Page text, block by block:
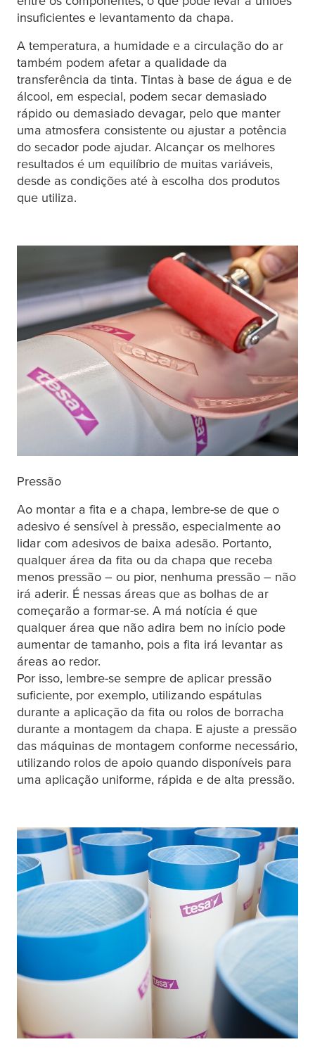
insuficientes e levantamento da chapa.
A temperatura, a humidade e a circulação do ar
também podem afetar a qualidade da
transferência da tinta. Tintas à base de água e de
álcool, em especial, podem secar demasiado
rápido ou demasiado devagar, pelo que manter
uma atmosfera consistente ou ajustar a potência
do secador pode ajudar. Alcançar os melhores
resultados é um equilíbrio de muitas variáveis,
desde as condições até à escolha dos produtos
que utiliza.
Pressão
Ao montar a fita e a chapa, lembre-se de que o
adesivo é sensível à pressão, especialmente ao
lidar com adesivos de baixa adesão. Portanto,
qualquer área da fita ou da chapa que receba
menos pressão – ou pior, nenhuma pressão – não
irá aderir. É nessas áreas que as bolhas de ar
começarão a formar-se. A má notícia é que
qualquer área que não adira bem no início pode
aumentar de tamanho, pois a fita irá levantar as
áreas ao redor.
Por isso, lembre-se sempre de aplicar pressão
suficiente, por exemplo, utilizando espátulas
durante a aplicação da fita ou rolos de borracha
durante a montagem da chapa. E ajuste a pressão
das máquinas de montagem conforme necessário,
utilizando rolos de apoio quando disponíveis para
uma aplicação uniforme, rápida e de alta pressão.